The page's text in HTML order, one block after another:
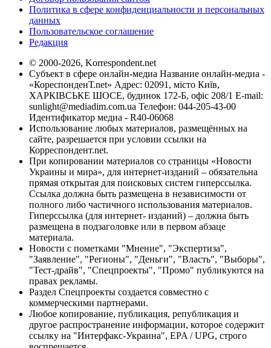
Политика в сфере конфиденциальности и персональных
данных
Пользовательское соглашение
Редакция
© 2000-2026, Korrespondent.net
Субъект в сфере онлайн-медиа Название онлайн-медиа -
«КореспонденТ.net» Адрес: 02091, місто Київ,
ХАРКІВСЬКЕ ШОСЕ, будинок 172-Б, офіс 208/1 E-mail:
sunlight@mediadim.com.ua Телефон: 044-205-43-00
Идентификатор медиа - R40-06068
Использование любых материалов, размещённых на
сайте, разрешается при условии ссылки на
Корреспондент.net.
При копировании материалов со страницы «Новости
Украины и мира», для интернет-изданий – обязательна
прямая открытая для поисковых систем гиперссылка.
Ссылка должна быть размещена в независимости от
полного либо частичного использования материалов.
Гиперссылка (для интернет- изданий) – должна быть
размещена в подзаголовке или в первом абзаце
материала.
Новости с пометками "Мнение", "Экспертиза",
"Заявление", "Регионы", "Деньги", "Власть", "Выборы",
"Тест-драйв", "Спецпроекты", "Промо" публикуются на
правах рекламы.
Раздел Спецпроекты создается совместно с
коммерческими партнерами.
Любое копирование, публикация, републикация и
другое распространение информации, которое содержит
ссылку на "Интерфакс-Украина", EPA / UPG, строго